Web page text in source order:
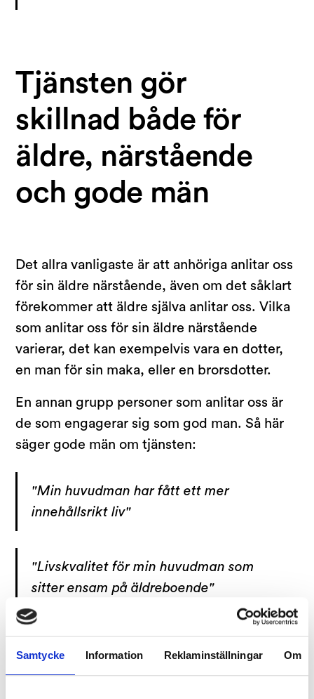
Samtycke Information Reklaminställningar Om
Tjänsten gör
skillnad både för
äldre, närstående
och gode män
Det allra vanligaste är att anhöriga anlitar oss
för sin äldre närstående, även om det såklart
förekommer att äldre själva anlitar oss. Vilka
som anlitar oss för sin äldre närstående
varierar, det kan exempelvis vara en dotter,
en man för sin maka, eller en brorsdotter.
En annan grupp personer som anlitar oss är
de som engagerar sig som god man. Så här
säger gode män om tjänsten:
"Min huvudman har fått ett mer
innehållsrikt liv"
"Livskvalitet för min huvudman som
sitter ensam på äldreboende"
komma ut och få sällskap i boendet. Det